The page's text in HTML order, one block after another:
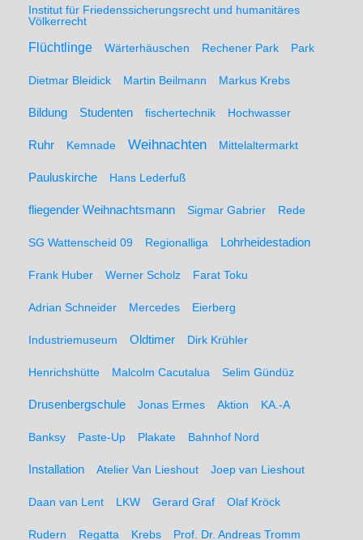
Institut für Friedenssicherungsrecht und humanitäres
Völkerrecht
Flüchtlinge Wärterhäuschen Rechener Park Park
Dietmar Bleidick Martin Beilmann Markus Krebs
Bildung Studenten fischertechnik Hochwasser
Ruhr Kemnade Weihnachten Mittelaltermarkt
Pauluskirche Hans Lederfuß
fliegender Weihnachtsmann Sigmar Gabrier Rede
SG Wattenscheid 09 Regionalliga Lohrheidestadion
Frank Huber Werner Scholz Farat Toku
Adrian Schneider Mercedes Eierberg
Industriemuseum Oldtimer Dirk Krühler
Henrichshütte Malcolm Cacutalua Selim Gündüz
Drusenbergschule Jonas Ermes Aktion KA.-A
Banksy Paste-Up Plakate Bahnhof Nord
Installation Atelier Van Lieshout Joep van Lieshout
Daan van Lent LKW Gerard Graf Olaf Kröck
Rudern Regatta Krebs Prof. Dr. Andreas Tromm